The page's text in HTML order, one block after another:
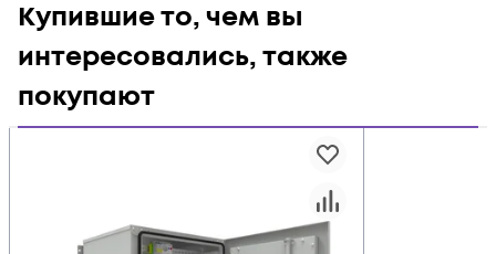
Купившие то, чем вы
интересовались, также
покупают